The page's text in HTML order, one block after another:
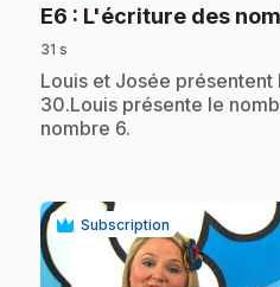
E6 : L'écriture des
31 s
.Louis et Josée présentent
30.Louis présente le
nombre 6.
Subscription